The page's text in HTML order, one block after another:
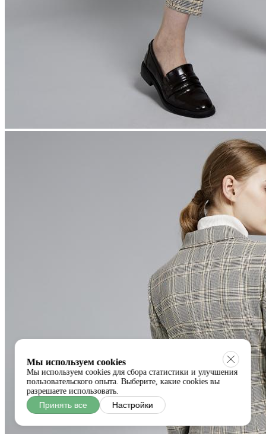
Мы используем cookies
Мы используем cookies для сбора статистики и улучшения
пользовательского опыта. Выберите, какие cookies вы
разрешаете использовать.
Принять все Настройки